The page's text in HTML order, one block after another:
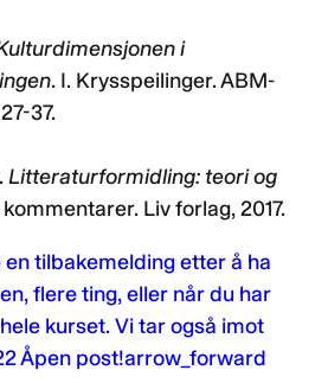
i
. I. Krysspeilinger. ABM-
37.
Litteraturformidling: teori og
Liv forlag, 2017.
en tilbakemelding etter å ha
flere ting, eller når du har
kurset. Vi tar også imot
Åpen post!arrow_forward